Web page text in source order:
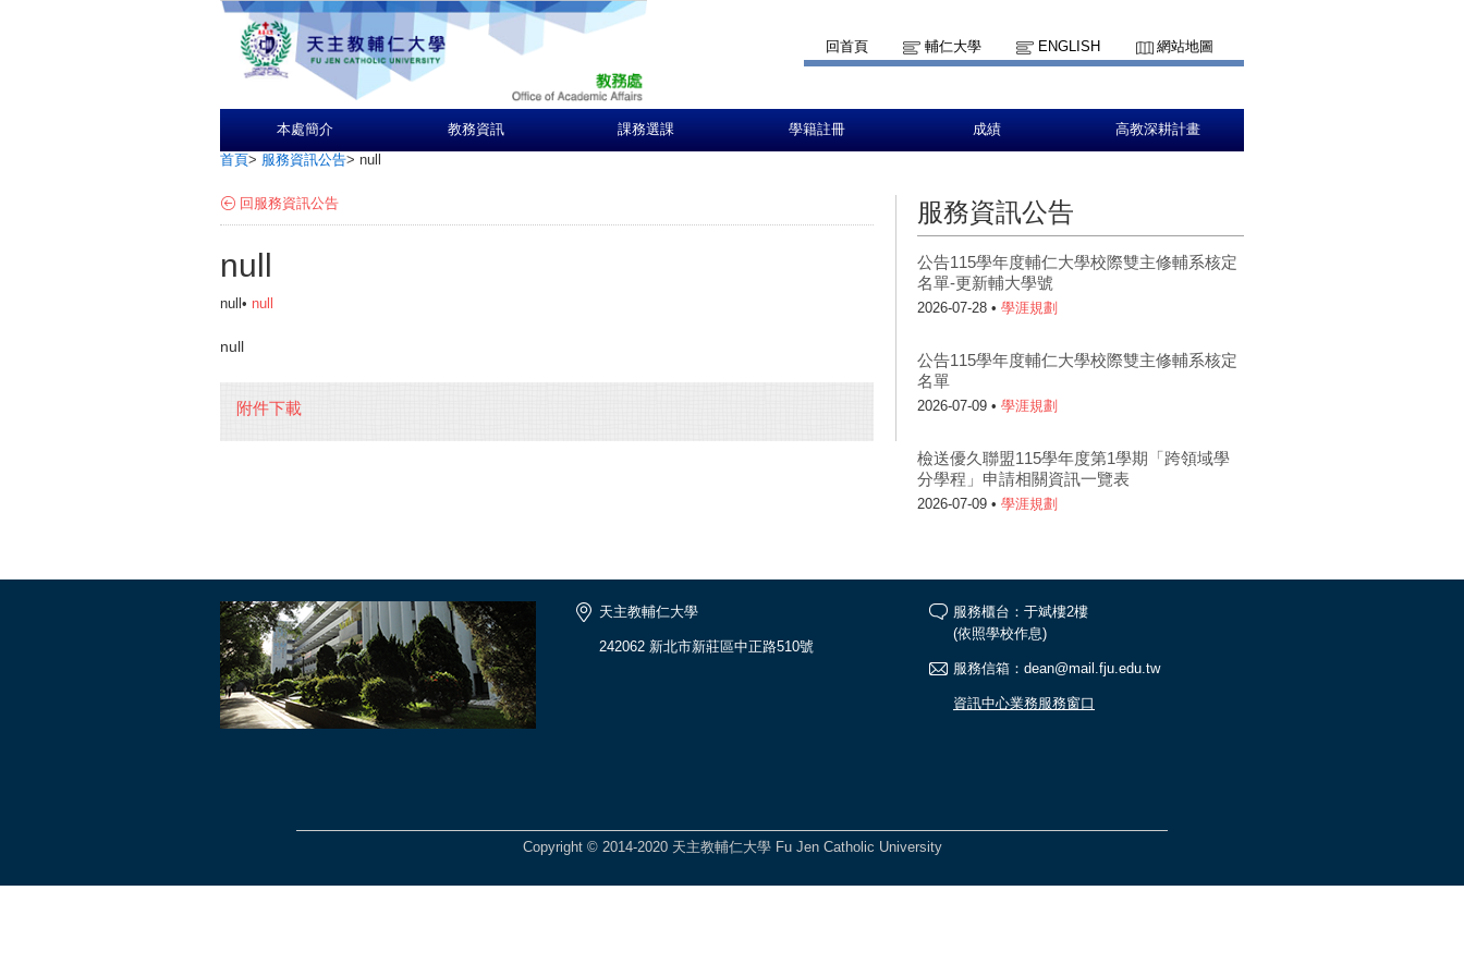
回首頁 輔仁大學 ENGLISH 網站地圖
本處簡介 教務資訊 課務選課 學籍註冊 成績 高教深耕計畫
首頁> 服務資訊公告> null
回服務資訊公告
null
null• null
null
附件下載
服務資訊公告
公告115學年度輔仁大學校際雙主修輔系核定
名單-更新輔大學號
2026-07-28 • 學涯規劃
公告115學年度輔仁大學校際雙主修輔系核定
名單
2026-07-09 • 學涯規劃
檢送優久聯盟115學年度第1學期「跨領域學
分學程」申請相關資訊一覽表
2026-07-09 • 學涯規劃
天主教輔仁大學
242062 新北市新莊區中正路510號
服務櫃台：于斌樓2樓
(依照學校作息)
服務信箱：dean@mail.fju.edu.tw
資訊中心業務服務窗口
Copyright © 2014-2020 天主教輔仁大學 Fu Jen Catholic University